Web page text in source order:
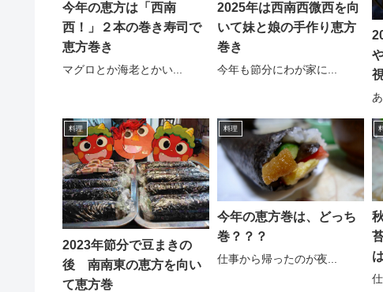
今年の恵方は「西南
西！」２本の巻き寿司で
恵方巻き
マグロとか海老とかい...
2025年は西南西微西を向
いて妹と娘の手作り恵方
巻き
今年も節分にわが家に...
料理
2023年節分で豆まきの
後 南南東の恵方を向い
て恵方巻
料理
今年の恵方巻は、どっち
巻？？？
仕事から帰ったのが夜...